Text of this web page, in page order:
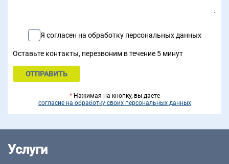
Я согласен на обработку персональных данных
Оставьте контакты, перезвоним в течение 5 минут
*Нажимая на кнопку, вы даете
согласие на обработку своих персональных данных
Услуги